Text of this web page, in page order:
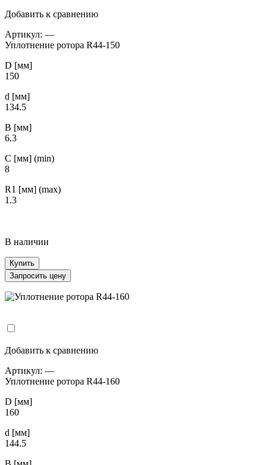
Добавить к сравнению
Артикул: —
Уплотнение ротора R44-150
D [мм]
150
d [мм]
134.5
B [мм]
6.3
С [мм] (min)
8
R1 [мм] (max)
1.3
В наличии
Купить
Запросить цену
Добавить к сравнению
Артикул: —
Уплотнение ротора R44-160
D [мм]
160
d [мм]
144.5